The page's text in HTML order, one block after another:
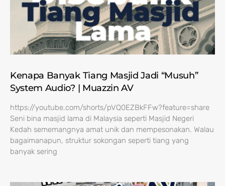
Kenapa Banyak Tiang Masjid Jadi “Musuh”
System Audio? | Muazzin AV
https://youtube.com/shorts/pVQ0EZBkFFw?feature=share
Seni bina masjid lama di Malaysia seperti Masjid Negeri
Kedah sememangnya amat unik dan mempesonakan. Walau
bagaimanapun, struktur sokongan seperti tiang yang
banyak sering